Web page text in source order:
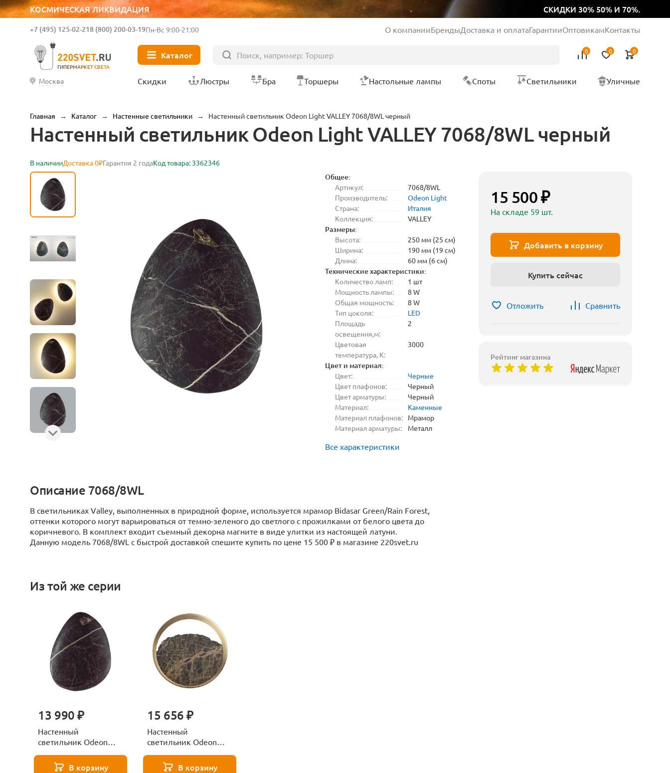
КОСМИЧЕСКАЯ ЛИКВИДАЦИЯ СКИДКИ 30% 50% И 70%.
ГИПЕРМАРКЕТ СВЕТА
+7 (495) 125-02-218 (800) 200-03-19Пн-Вс 9:00-21:00 О компанииБрендыДоставка и оплатаГарантииОптовикамКонтакты
Каталог 0 0 0
Москва Скидки Люстры Бра Торшеры Настольные лампы Споты Светильники Уличные
Главная → Каталог → Настенные светильники → Настенный светильник Odeon Light VALLEY 7068/8WL черный
Настенный светильник Odeon Light VALLEY 7068/8WL черный
В наличииДоставка 0₽Гарантия 2 годаКод товара: 3362346
Общее:
Артикул:
7068/8WL
Производитель:
Odeon Light
Страна:
Италия
Коллекция:
VALLEY
Размеры:
Высота:
250 мм (25 см)
Ширина:
190 мм (19 см)
Длина:
60 мм (6 см)
Технические характеристики:
Количество ламп:
1 шт
Мощность лампы:
8 W
Общая мощность:
8 W
Тип цоколя:
LED
Площадь
освещения,м:
2
Цветовая
температура, K:
3000
Цвет и материал:
Цвет:
Черные
Цвет плафонов:
Черный
Цвет арматуры:
Черный
Материал:
Каменные
Материал плафонов:
Мрамор
Материал арматуры:
Металл
Все характеристики
Описание 7068/8WL
В светильниках Valley, выполненных в природной форме, используется мрамор Bidasar Green/Rain Forest,
оттенки которого могут варьироваться от темно-зеленого до светлого с прожилками от белого цвета до
коричневого. В комплект входит съемный декорна магните в виде улитки из настоящей латуни.
Данную модель 7068/8WL с быстрой доставкой спешите купить по цене 15 500 ₽ в магазине 220svet.ru
Из той же серии
13 990 ₽
Настенный
светильник Odeon
7068/5WL черный
В корзину
15 656 ₽
Настенный
светильник Odeon
7068/9WL бронзовый
В корзину
15 500 ₽
На складе 59 шт.
Добавить в корзину
Купить сейчас
Отложить Сравнить
Рейтинг магазина